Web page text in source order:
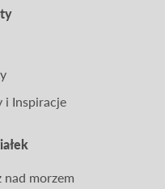
i Inspiracje
nad morzem